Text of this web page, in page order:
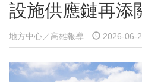
設施供應鏈再添
地方中心／高雄報導 2026-06-